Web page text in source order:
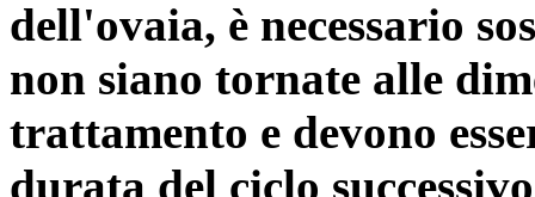
dell'ovaia, è necessario
non siano tornate alle
trattamento e devono
durata del ciclo